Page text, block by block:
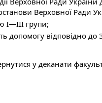
Верховної Ради
I—III групи;
допомогу відповідно
у деканати